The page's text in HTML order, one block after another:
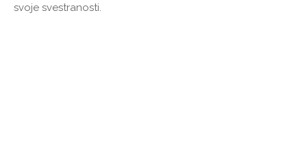
svoje svestranosti.